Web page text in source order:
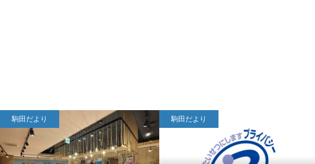
駒田だより 駒田だより